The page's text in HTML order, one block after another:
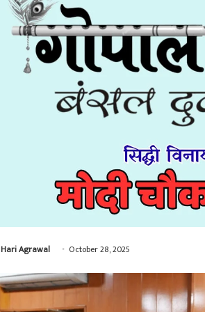
Hari Agrawal October 28, 2025